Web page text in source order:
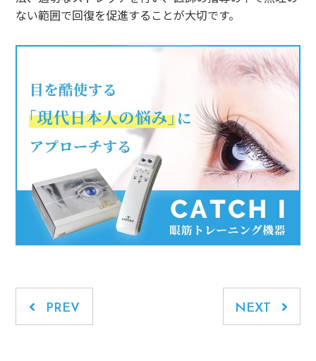
ない範囲で回復を促進することが大切です。
PREV NEXT